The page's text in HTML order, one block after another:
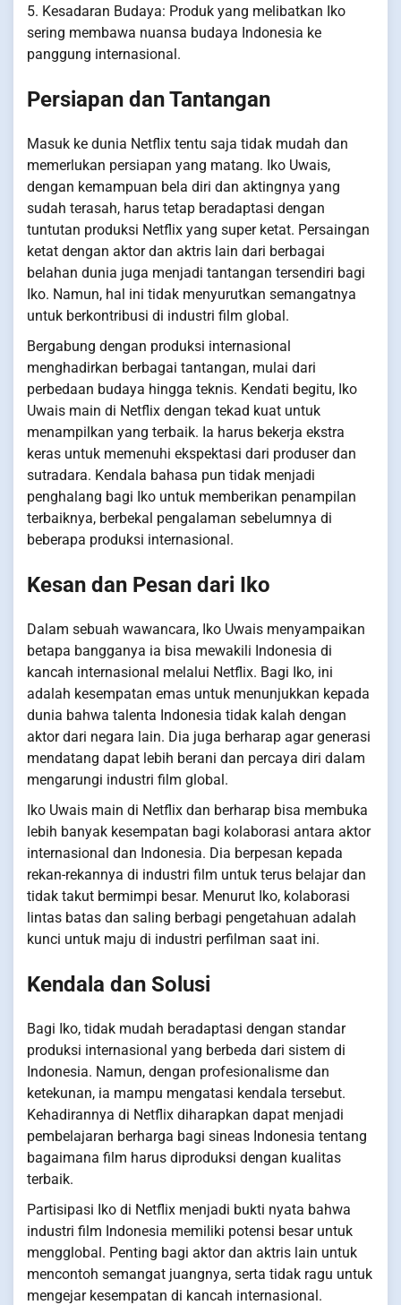
5. Kesadaran Budaya: Produk yang melibatkan Iko
sering membawa nuansa budaya Indonesia ke
panggung internasional.
Persiapan dan Tantangan
Masuk ke dunia Netflix tentu saja tidak mudah dan
memerlukan persiapan yang matang. Iko Uwais,
dengan kemampuan bela diri dan aktingnya yang
sudah terasah, harus tetap beradaptasi dengan
tuntutan produksi Netflix yang super ketat. Persaingan
ketat dengan aktor dan aktris lain dari berbagai
belahan dunia juga menjadi tantangan tersendiri bagi
Iko. Namun, hal ini tidak menyurutkan semangatnya
untuk berkontribusi di industri film global.
Bergabung dengan produksi internasional
menghadirkan berbagai tantangan, mulai dari
perbedaan budaya hingga teknis. Kendati begitu, Iko
Uwais main di Netflix dengan tekad kuat untuk
menampilkan yang terbaik. Ia harus bekerja ekstra
keras untuk memenuhi ekspektasi dari produser dan
sutradara. Kendala bahasa pun tidak menjadi
penghalang bagi Iko untuk memberikan penampilan
terbaiknya, berbekal pengalaman sebelumnya di
beberapa produksi internasional.
Kesan dan Pesan dari Iko
Dalam sebuah wawancara, Iko Uwais menyampaikan
betapa bangganya ia bisa mewakili Indonesia di
kancah internasional melalui Netflix. Bagi Iko, ini
adalah kesempatan emas untuk menunjukkan kepada
dunia bahwa talenta Indonesia tidak kalah dengan
aktor dari negara lain. Dia juga berharap agar generasi
mendatang dapat lebih berani dan percaya diri dalam
mengarungi industri film global.
Iko Uwais main di Netflix dan berharap bisa membuka
lebih banyak kesempatan bagi kolaborasi antara aktor
internasional dan Indonesia. Dia berpesan kepada
rekan-rekannya di industri film untuk terus belajar dan
tidak takut bermimpi besar. Menurut Iko, kolaborasi
lintas batas dan saling berbagi pengetahuan adalah
kunci untuk maju di industri perfilman saat ini.
Kendala dan Solusi
Bagi Iko, tidak mudah beradaptasi dengan standar
produksi internasional yang berbeda dari sistem di
Indonesia. Namun, dengan profesionalisme dan
ketekunan, ia mampu mengatasi kendala tersebut.
Kehadirannya di Netflix diharapkan dapat menjadi
pembelajaran berharga bagi sineas Indonesia tentang
bagaimana film harus diproduksi dengan kualitas
terbaik.
Partisipasi Iko di Netflix menjadi bukti nyata bahwa
industri film Indonesia memiliki potensi besar untuk
mengglobal. Penting bagi aktor dan aktris lain untuk
mencontoh semangat juangnya, serta tidak ragu untuk
mengejar kesempatan di kancah internasional.